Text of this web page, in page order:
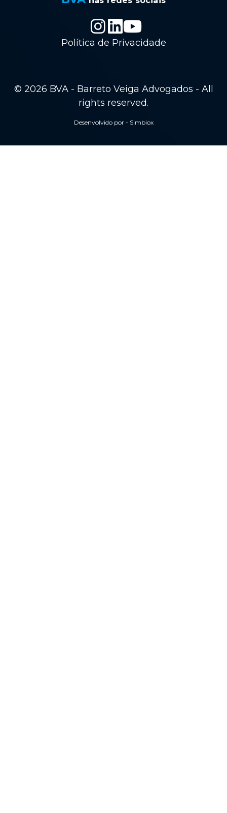
Política de Privacidade
© 2026 BVA - Barreto Veiga Advogados - All
rights reserved.
Desenvolvido por - Simbiox